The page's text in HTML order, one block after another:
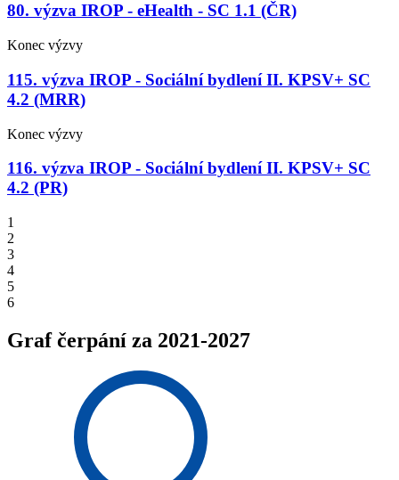
80. výzva IROP - eHealth - SC 1.1 (ČR)
Konec výzvy
115. výzva IROP - Sociální bydlení II. KPSV+ SC
4.2 (MRR)
Konec výzvy
116. výzva IROP - Sociální bydlení II. KPSV+ SC
4.2 (PR)
1
2
3
4
5
6
Graf čerpání za 2021-2027